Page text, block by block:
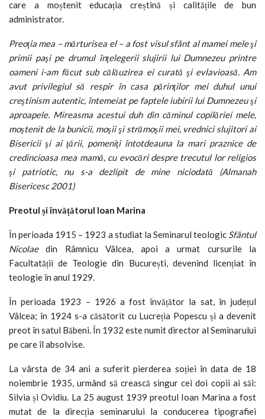
care a moștenit educația creștină și calitățile de bun
administrator.
Preoţia mea – mărturisea el – a fost visul sfânt al mamei mele şi
primii paşi pe drumul înţelegerii slujirii lui Dumnezeu printre
oameni i-am făcut sub călăuzirea ei curată şi evlavioasă. Am
avut privilegiul să respir în casa părinţilor mei duhul unui
creştinism autentic, întemeiat pe faptele iubirii lui Dumnezeu şi
aproapele. Mireasma acestui duh din căminul copilăriei mele,
moştenit de la bunicii, moşii şi strămoşii mei, vrednici slujitori ai
Bisericii şi ai ţării, pomeniţi întotdeauna la mari praznice de
credincioasa mea mamă, cu evocări despre trecutul lor religios
şi patriotic, nu s-a dezlipit de mine niciodată (Almanah
Bisericesc 2001)
Preotul și învățătorul Ioan Marina
În perioada 1915 – 1923 a studiat la Seminarul teologic Sfântul
Nicolaedin Râmnicu Vâlcea, apoi a urmat cursurile la
Facultatății de Teologie din București, devenind licențiat în
teologie în anul 1929.
În perioada 1923 – 1926 a fost învățător la sat, în județul
Vâlcea; în 1924 s-a căsătorit cu Lucreția Popescu și a devenit
preot în satul Băbeni. În 1932 este numit director al Seminarului
pe care îl absolvise.
La vârsta de 34 ani a suferit pierderea soției în data de 18
noiembrie 1935, urmând să crească singur cei doi copii ai săi:
Silvia și Ovidiu. La 25 august 1939 preotul Ioan Marina a fost
mutat de la direcția seminarului la conducerea tipografiei